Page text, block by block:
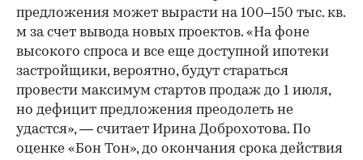
предложения может вырасти на 100–150 тыс. кв.
м за счет вывода новых проектов. «На фоне
высокого спроса и все еще доступной ипотеки
застройщики, вероятно, будут стараться
провести максимум стартов продаж до 1 июля,
но дефицит предложения преодолеть не
удастся», — считает Ирина Доброхотова. По
оценке «Бон Тон», до окончания срока действия